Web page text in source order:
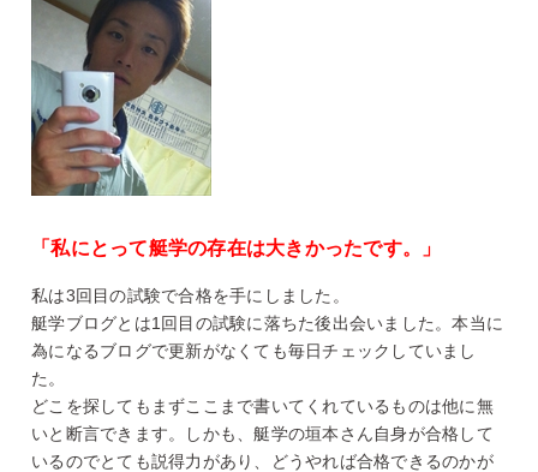
「私にとって艇学の存在は大きかったです。」
私は3回目の試験で合格を手にしました。
艇学ブログとは1回目の試験に落ちた後出会いました。本当に
為になるブログで更新がなくても毎日チェックしていまし
た。
どこを探してもまずここまで書いてくれているものは他に無
いと断言できます。しかも、艇学の垣本さん自身が合格して
いるのでとても説得力があり、どうやれば合格できるのかが